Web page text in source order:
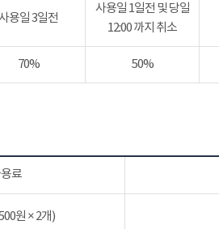
용일 3일전
사용일 1일전 및 당일
12:00 까지 취소
70% 50%
료
원 × 2개)